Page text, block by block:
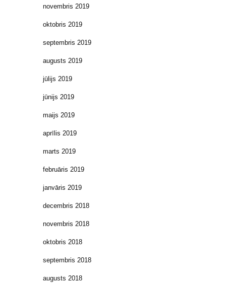
novembris 2019
oktobris 2019
septembris 2019
augusts 2019
jūlijs 2019
jūnijs 2019
maijs 2019
aprīlis 2019
marts 2019
februāris 2019
janvāris 2019
decembris 2018
novembris 2018
oktobris 2018
septembris 2018
augusts 2018